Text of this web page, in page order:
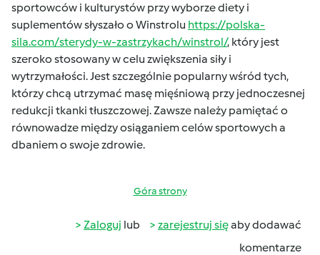
sportowców i kulturystów przy wyborze diety i
suplementów słyszało o Winstrolu https://polska-
sila.com/sterydy-w-zastrzykach/winstrol/, który jest
szeroko stosowany w celu zwiększenia siły i
wytrzymałości. Jest szczególnie popularny wśród tych,
którzy chcą utrzymać masę mięśniową przy jednoczesnej
redukcji tkanki tłuszczowej. Zawsze należy pamiętać o
równowadze między osiąganiem celów sportowych a
dbaniem o swoje zdrowie.
Góra strony
Zaloguj lub zarejestruj sięaby dodawać
komentarze